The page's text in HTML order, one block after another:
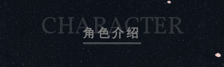
角色介绍